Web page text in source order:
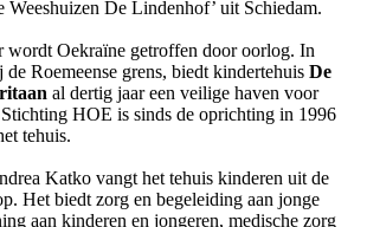
Weeshuizen De Lindenhof’ uit Schiedam.
wordt Oekraïne getroffen door oorlog. In
Roemeense grens, biedt kindertehuis De
al dertig jaar een veilige haven voor
HOE is sinds de oprichting in 1996
tehuis.
Katko vangt het tehuis kinderen uit de
Het biedt zorg en begeleiding aan jonge
aan kinderen en jongeren, medische zorg